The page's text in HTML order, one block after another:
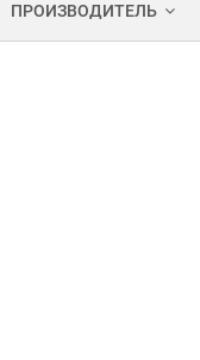
ПРОИЗВОДИТЕЛЬ